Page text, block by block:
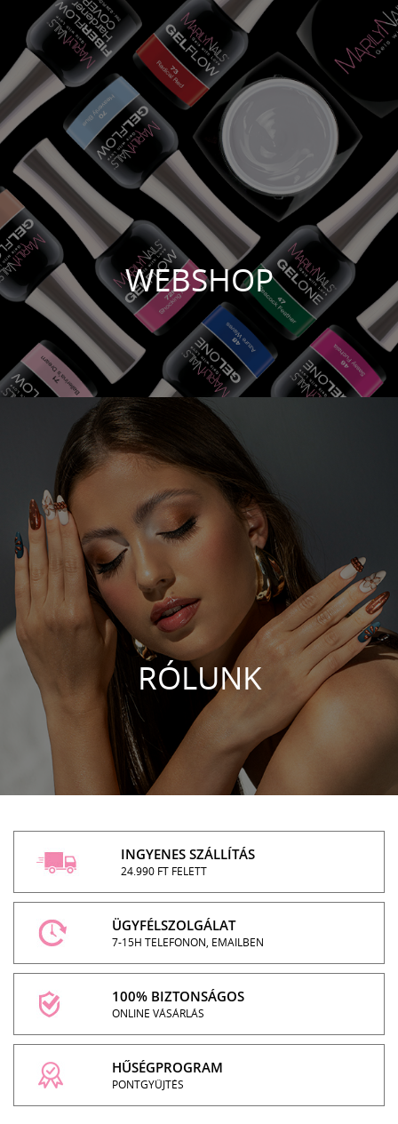
WEBSHOP
RÓLUNK
INGYENES SZÁLLÍTÁS
24.990 FT FELETT
ÜGYFÉLSZOLGÁLAT
7-15H TELEFONON, EMAILBEN
100% BIZTONSÁGOS
ONLINE VÁSÁRLÁS
HŰSÉGPROGRAM
PONTGYŰJTÉS